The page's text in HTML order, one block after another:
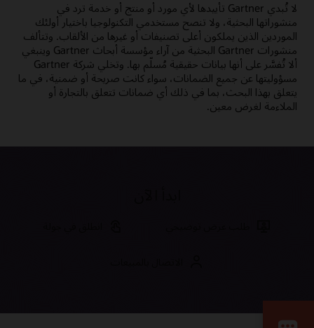
طور مهاراتك
تُقدم Oracle University مجموعة متنوعة من الحلول التعليمية
لمساعدتك على بناء مهارات السحابة، والتحقق من الخبرة، وتسريع وتيرة
الاعتماد.
ابدأ التعلم مجانًا
كيف يمكننا مساعدتك؟
ما المقصود بتمكين المبيعات؟
ما المقصود بالتجارة الإلكترونية؟
ما المقصود بتجربة العملاء؟
ما المقصود بنظام CRM؟
ما هو عائد استثمار CRM؟
‏‫لا تُبدي Gartner تأييدها لأي مورد أو منتج أو خدمة ترد في
منشوراتها البحثية، ولا تنصح مستخدمي التكنولوجيا باختيار أولئك
الموردين الذين يملكون أعلى تصنيفات أو غيرها من الألقاب.‬ وتتألف
منشورات Gartner البحثية من آراء مؤسسة أبحاث Gartner وينبغي
ألا تُفسَّر على أنها بيانات حقيقية مُسلّم بها. وتخلي شركة Gartner
مسؤوليتها عن جميع الضمانات، سواء كانت صريحة أو ضمنية، في ما
يتعلق بهذا البحث، بما في ذلك أي ضمانات تتعلق بالتجارة أو
الملاءمة لغرض معين.